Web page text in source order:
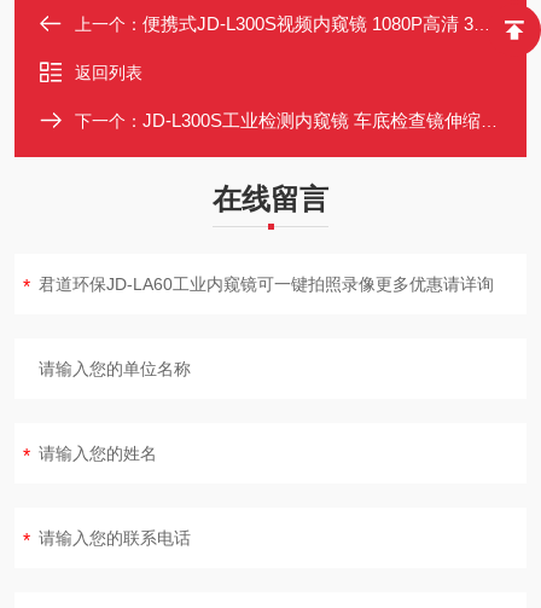
上一个： 便携式JD-L300S视频内窥镜 1080P高清 3米伸缩杆 伸缩臂视频检查镜
返回列表
下一个： JD-L300S工业检测内窥镜 车底检查镜伸缩镜 7寸屏伸缩杆摄像头
在线留言